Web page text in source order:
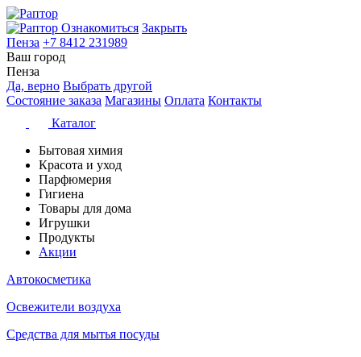
Ознакомиться Закрыть
Пенза +7 8412 231989
Ваш город
Пенза
Да, верно Выбрать другой
Состояние заказа Магазины Оплата Контакты
Каталог
Бытовая химия
Красота и уход
Парфюмерия
Гигиена
Товары для дома
Игрушки
Продукты
Акции
Автокосметика
Освежители воздуха
Средства для мытья посуды